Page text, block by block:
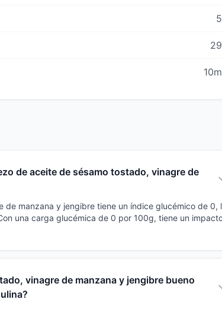
de aceite de sésamo tostado, vinagre de
de manzana y jengibre tiene un índice glucémico de 0,
una carga glucémica de 0 por 100g, tiene un
vinagre de manzana y jengibre bueno